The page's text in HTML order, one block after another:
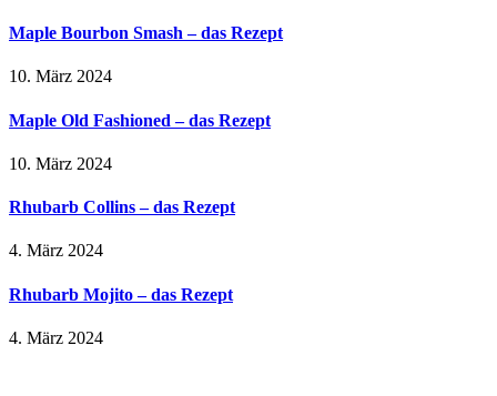
Maple Bourbon Smash – das Rezept
10. März 2024
Maple Old Fashioned – das Rezept
10. März 2024
Rhubarb Collins – das Rezept
4. März 2024
Rhubarb Mojito – das Rezept
4. März 2024